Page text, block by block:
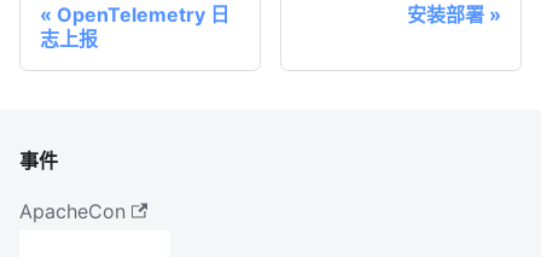
OpenTelemetry 日
志上报
安装部署
事件
ApacheCon